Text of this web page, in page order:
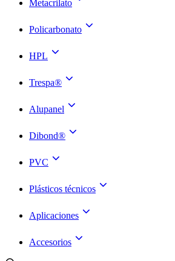
Metacrilato
Policarbonato
HPL
Trespa®
Alupanel
Dibond®
PVC
Plásticos técnicos
Aplicaciones
Accesorios